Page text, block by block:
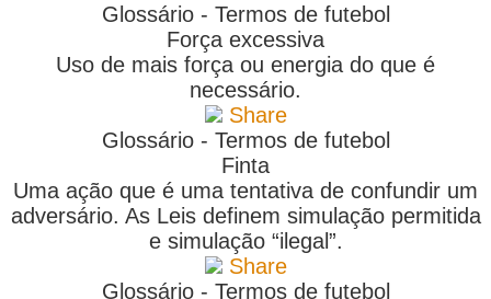
Glossário - Termos de futebol
Força excessiva
Uso de mais força ou energia do que é
necessário.
Share
Glossário - Termos de futebol
Finta
Uma ação que é uma tentativa de confundir um
adversário. As Leis definem simulação permitida
e simulação “ilegal”.
Share
Glossário - Termos de futebol